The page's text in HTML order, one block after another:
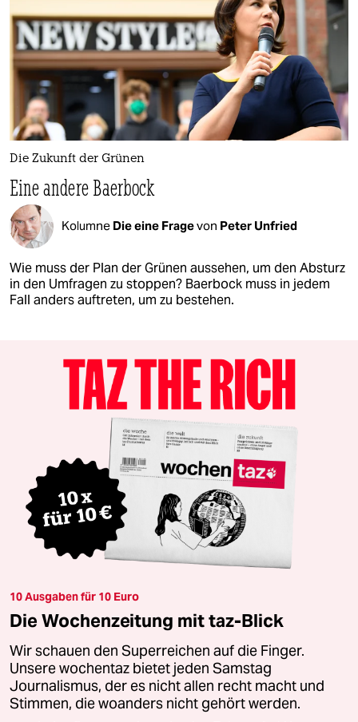
Die Zukunft der Grünen
Eine andere Baerbock
Kolumne Die eine Fragevon Peter Unfried
Wie muss der Plan der Grünen aussehen, um den Absturz
in den Umfragen zu stoppen? Baerbock muss in jedem
Fall anders auftreten, um zu bestehen.
10 Ausgaben für 10 Euro
Die Wochenzeitung mit taz-Blick
Wir schauen den Superreichen auf die Finger.
Unsere wochentaz bietet jeden Samstag
Journalismus, der es nicht allen recht macht und
Stimmen, die woanders nicht gehört werden.